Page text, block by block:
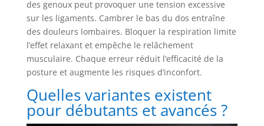
des genoux peut provoquer une tension excessive
sur les ligaments. Cambrer le bas du dos entraîne
des douleurs lombaires. Bloquer la respiration limite
l’effet relaxant et empêche le relâchement
musculaire. Chaque erreur réduit l’efficacité de la
posture et augmente les risques d’inconfort.
Quelles variantes existent
pour débutants et avancés ?